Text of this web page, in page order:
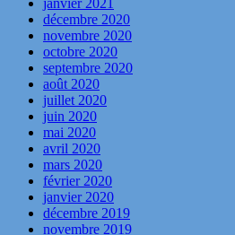
janvier 2021
décembre 2020
novembre 2020
octobre 2020
septembre 2020
août 2020
juillet 2020
juin 2020
mai 2020
avril 2020
mars 2020
février 2020
janvier 2020
décembre 2019
novembre 2019